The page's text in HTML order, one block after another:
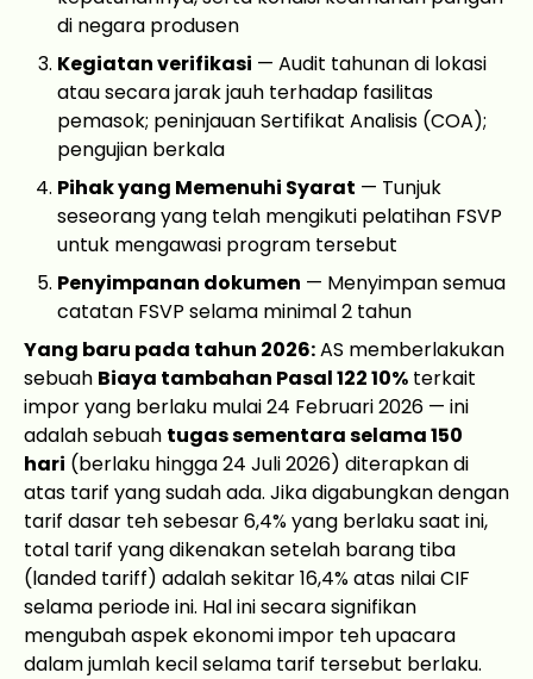
di negara produsen
Kegiatan verifikasi — Audit tahunan di lokasi
atau secara jarak jauh terhadap fasilitas
pemasok; peninjauan Sertifikat Analisis (COA);
pengujian berkala
Pihak yang Memenuhi Syarat — Tunjuk
seseorang yang telah mengikuti pelatihan FSVP
untuk mengawasi program tersebut
Penyimpanan dokumen — Menyimpan semua
catatan FSVP selama minimal 2 tahun
Yang baru pada tahun 2026:AS memberlakukan
sebuah Biaya tambahan Pasal 122 10% terkait
impor yang berlaku mulai 24 Februari 2026 — ini
adalah sebuah tugas sementara selama 150
hari (berlaku hingga 24 Juli 2026) diterapkan di
atas tarif yang sudah ada. Jika digabungkan dengan
tarif dasar teh sebesar 6,4% yang berlaku saat ini,
total tarif yang dikenakan setelah barang tiba
(landed tariff) adalah sekitar 16,4% atas nilai CIF
selama periode ini. Hal ini secara signifikan
mengubah aspek ekonomi impor teh upacara
dalam jumlah kecil selama tarif tersebut berlaku.